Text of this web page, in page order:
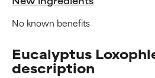
No known benefits
Eucalyptus
description